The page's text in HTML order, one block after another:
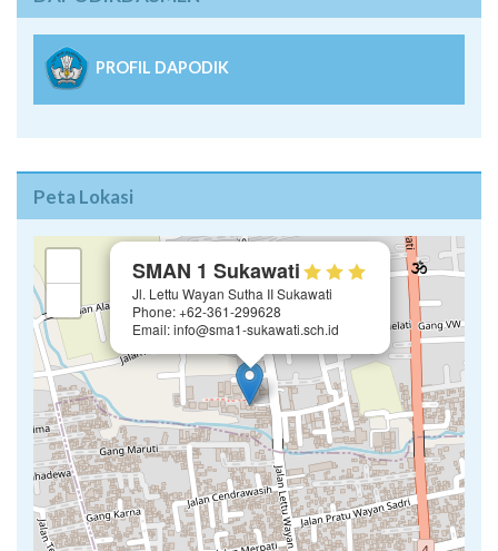
PROFIL DAPODIK
Peta Lokasi
SMAN 1 Sukawati
Jl. Lettu Wayan Sutha II Sukawati
Phone: +62-361-299628
Email: info@sma1-sukawati.sch.id